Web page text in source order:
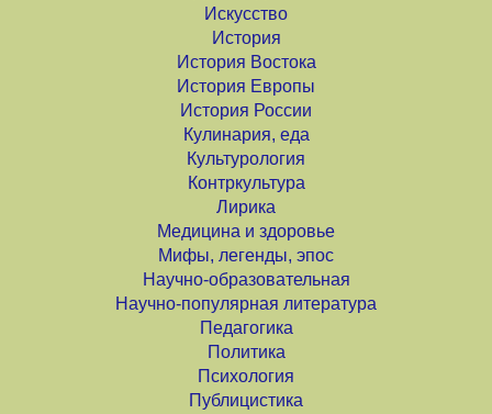
Искусство
История
История Востока
История Европы
История России
Кулинария, еда
Культурология
Контркультура
Лирика
Медицина и здоровье
Мифы, легенды, эпос
Научно-образовательная
Научно-популярная литература
Педагогика
Политика
Психология
Публицистика